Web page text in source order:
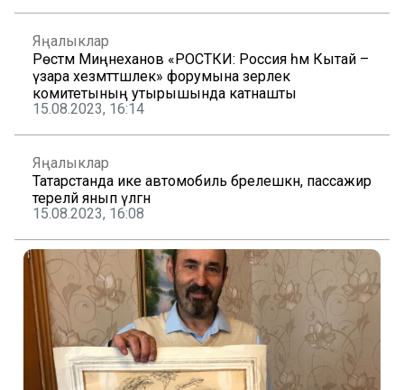
Яңалыклар
Рөстәм Миңнеханов «РОСТКИ: Россия һәм Кытай –
үзара хезмәттәшлек» форумына әзерлек
комитетының утырышында катнашты
15.08.2023, 16:14
Яңалыклар
Татарстанда ике автомобиль бәрелешкән, пассажир
тереләй янып үлгән
15.08.2023, 16:08